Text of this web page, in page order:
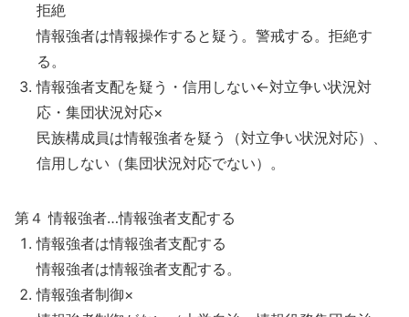
拒絶
情報強者は情報操作すると疑う。警戒する。拒絶す
る。
情報強者支配を疑う・信用しない←対立争い状況対
応・集団状況対応×
民族構成員は情報強者を疑う（対立争い状況対応）、
信用しない（集団状況対応でない）。
第４ 情報強者…情報強者支配する
情報強者は情報強者支配する
情報強者は情報強者支配する。
情報強者制御×